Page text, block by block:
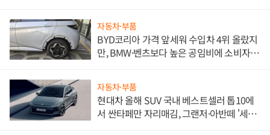
자동차·부품
BYD코리아 가격 앞세워 수입차 4위 올랐지
만, BMW·벤츠보다 높은 공임비에 소비자
자동차·부품
현대차 올해 SUV 국내 베스트셀러 톱10에
서 싼타페만 자리매김, 그랜저·아반떼 '세단